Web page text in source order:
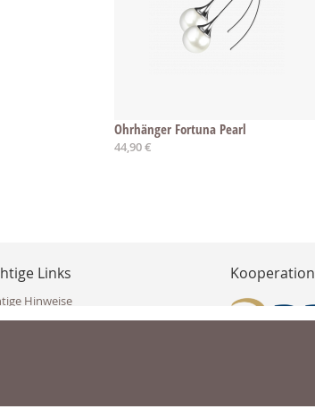
Ohrhänger Fortuna Pearl
44,90 €
Links
Hinweise
gestellte Fragen (FAQ)
Kooperation